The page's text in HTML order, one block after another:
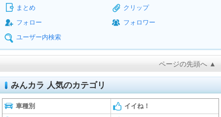
まとめ
クリップ
フォロー
フォロワー
ユーザー内検索
ページの先頭へ ▲
みんカラ 人気のカテゴリ
車種別 イイね！